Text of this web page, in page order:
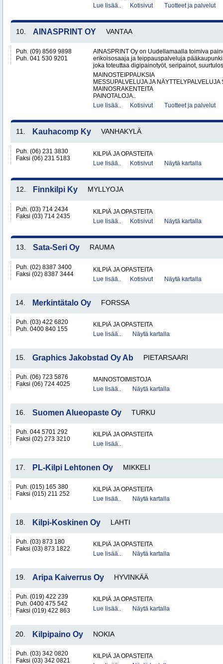
Lue lisää..
Kotisivut Tuotteet ja palvelut
10. AINASPRINT OY VANTAA
Puh. (09) 8569 9898
Puh. 041 530 9201
AINASPRINT Oy on Uudellamaalla toimiva
erikoisosaaja ja teippauspalveluja
joka toteuttaa digipainotyöt, seripainot,
MAINOSTEIPPAUKSIA
MESSUPALVELUJA JA NÄYTTELYPALVELUJA
MAINOSRAKENTEITA
PAINOTALOJA..
Lue lisää..
Kotisivut Tuotteet ja palvelut
11. Kauhacomp Ky VANHAKYLÄ
Puh. (06) 231 3830
Faksi (06) 231 5183
KILPIÄ JA OPASTEITA
Lue lisää..
Kotisivut Näytä kartalla
12. Finnkilpi Ky MYLLYOJA
Puh. (03) 714 2434
Faksi (03) 714 2435
KILPIÄ JA OPASTEITA
Lue lisää..
Kotisivut Näytä kartalla
13. Sata-Seri Oy RAUMA
Puh. (02) 8387 3400
Faksi (02) 8387 3444
KILPIÄ JA OPASTEITA
Lue lisää..
Kotisivut Näytä kartalla
14. Merkintätalo Oy FORSSA
Puh. (03) 422 6820
Puh. 0400 840 155
KILPIÄ JA OPASTEITA
Lue lisää..
Näytä kartalla
15. Graphics Jakobstad Oy Ab PIETARSAARI
Puh. (06) 723 5876
Faksi (06) 724 4025
MAINOSTOIMISTOJA
Lue lisää..
Näytä kartalla
16. Suomen Alueopaste Oy TURKU
Puh. 044 5701 292
Faksi (02) 273 3210
KILPIÄ JA OPASTEITA
Lue lisää..
17. PL-Kilpi Lehtonen Oy MIKKELI
Puh. (015) 165 380
Faksi (015) 211 252
KILPIÄ JA OPASTEITA
Lue lisää..
Näytä kartalla
18. Kilpi-Koskinen Oy LAHTI
Puh. (03) 873 180
Faksi (03) 873 1822
KILPIÄ JA OPASTEITA
Lue lisää..
Näytä kartalla
19. Aripa Kaiverrus Oy HYVINKÄÄ
Puh. (019) 422 239
Puh. 0400 475 542
Faksi (019) 422 863
KILPIÄ JA OPASTEITA
Lue lisää..
Näytä kartalla
20. Kilpipaino Oy NOKIA
Puh. (03) 342 0820
Faksi (03) 342 0821
KILPIÄ JA OPASTEITA